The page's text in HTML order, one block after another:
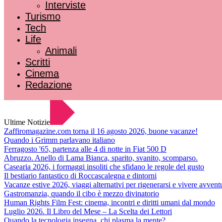
Interviste
Turismo
Tech
Life
Animali
Scritti
Cinema
Redazione
Ultime Notizie
Zaffiromagazine.com torna il 16 agosto 2026, buone vacanze!
Quando i Grimm parlavano italiano
Ferragosto '65, partenza alle 4 di notte in Fiat 500 D
Abruzzo. Anello di Lama Bianca, sparito, svanito, scomparso.
Casearia 2026, i formaggi insoliti che sfidano le regole del gusto
Il bestiario fantastico di Roccascalegna e dintorni
Vacanze estive 2026, viaggi alternativi per rigenerarsi e vivere
Gastromanzia, quando il cibo è mezzo divinatorio
Human Rights Film Fest: cinema, incontri e diritti umani dal mondo
Luglio 2026. Il Libro del Mese – La Scelta dei Lettori
Quando la tecnologia insegna, chi plasma la mente?